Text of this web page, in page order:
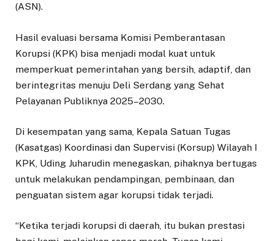
(ASN).
Hasil evaluasi bersama Komisi Pemberantasan
Korupsi (KPK) bisa menjadi modal kuat untuk
memperkuat pemerintahan yang bersih, adaptif, dan
berintegritas menuju Deli Serdang yang Sehat
Pelayanan Publiknya 2025–2030.
Di kesempatan yang sama, Kepala Satuan Tugas
(Kasatgas) Koordinasi dan Supervisi (Korsup) Wilayah I
KPK, Uding Juharudin menegaskan, pihaknya bertugas
untuk melakukan pendampingan, pembinaan, dan
penguatan sistem agar korupsi tidak terjadi.
“Ketika terjadi korupsi di daerah, itu bukan prestasi